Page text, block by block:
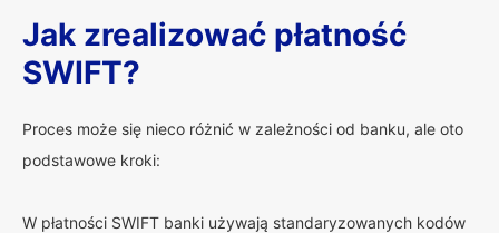
Jak zrealizować płatność
SWIFT?
Proces może się nieco różnić w zależności od banku, ale oto
podstawowe kroki:
W płatności SWIFT banki używają standaryzowanych kodów